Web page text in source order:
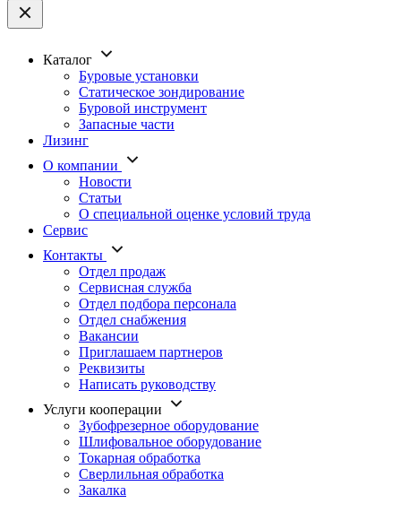
Каталог
Буровые установки
Статическое зондирование
Буровой инструмент
Запасные части
Лизинг
О компании
Новости
Статьи
О специальной оценке условий труда
Сервис
Контакты
Отдел продаж
Сервисная служба
Отдел подбора персонала
Отдел снабжения
Вакансии
Приглашаем партнеров
Реквизиты
Написать руководству
Услуги кооперации
Зубофрезерное оборудование
Шлифовальное оборудование
Токарная обработка
Cверлильная обработка
Закалка